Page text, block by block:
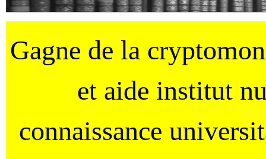
Gagne de la
et aide institut
connaissance